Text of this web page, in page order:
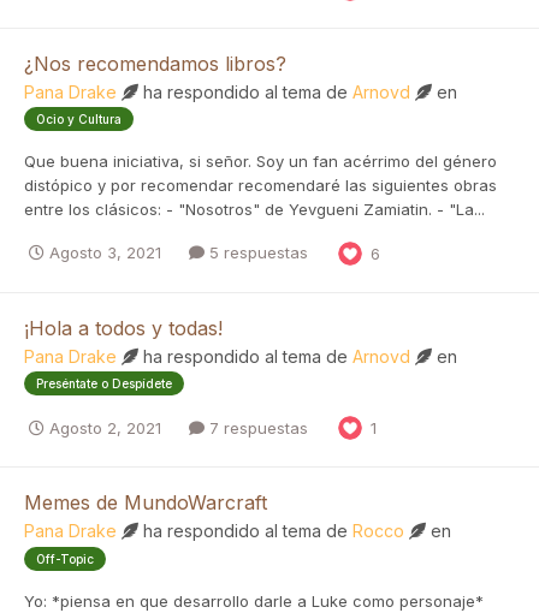
¿Nos recomendamos libros?
Pana Drake ha respondido al tema de Arnovd en
Ocio y Cultura
Que buena iniciativa, si señor. Soy un fan acérrimo del género
distópico y por recomendar recomendaré las siguientes obras
entre los clásicos: - "Nosotros" de Yevgueni Zamiatin. - "La...
Agosto 3, 2021 5 respuestas 6
¡Hola a todos y todas!
Pana Drake ha respondido al tema de Arnovd en
Preséntate o Despídete
Agosto 2, 2021 7 respuestas 1
Memes de MundoWarcraft
Pana Drake ha respondido al tema de Rocco en
Off-Topic
Yo: *piensa en que desarrollo darle a Luke como personaje*